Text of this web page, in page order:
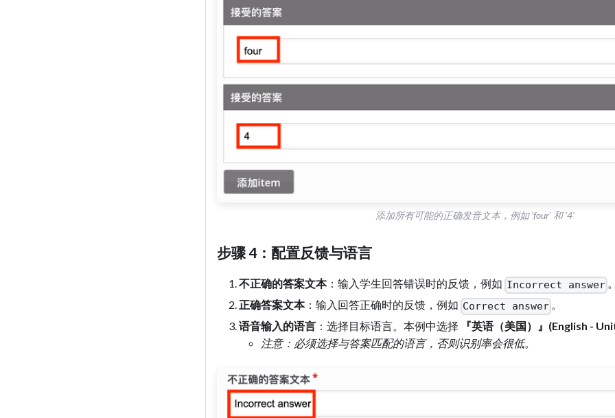
添加所有可能的正确发音文本，例如 'four' 和 '4'
步骤 4：配置反馈与语言
不正确的答案文本：输入学生回答错误时的反馈，例如 Incorrect answer 。
正确答案文本：输入回答正确时的反馈，例如 Correct answer 。
语音输入的语言 ：选择目标语言。本例中选择 『英语（美国）』(English -
注意：必须选择与答案匹配的语言，否则识别率会很低。